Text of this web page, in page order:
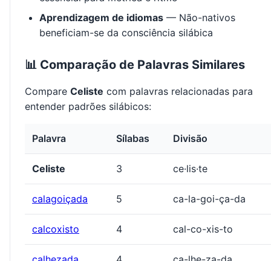
Aprendizagem de idiomas — Não-nativos
beneficiam-se da consciência silábica
📊 Comparação de Palavras Similares
Compare Celiste com palavras relacionadas para
entender padrões silábicos:
Palavra Sílabas Divisão
Celiste 3 ce·lis·te
calagoiçada 5 ca-la-goi-ça-da
calcoxisto 4 cal-co-xis-to